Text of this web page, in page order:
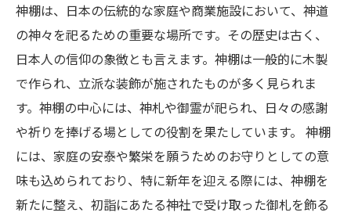
神棚は、日本の伝統的な家庭や商業施設において、神道
の神々を祀るための重要な場所です。その歴史は古く、
日本人の信仰の象徴とも言えます。神棚は一般的に木製
で作られ、立派な装飾が施されたものが多く見られま
す。神棚の中心には、神札や御霊が祀られ、日々の感謝
や祈りを捧げる場としての役割を果たしています。 神棚
には、家庭の安泰や繁栄を願うためのお守りとしての意
味も込められており、特に新年を迎える際には、神棚を
新たに整え、初詣にあたる神社で受け取った御札を飾る